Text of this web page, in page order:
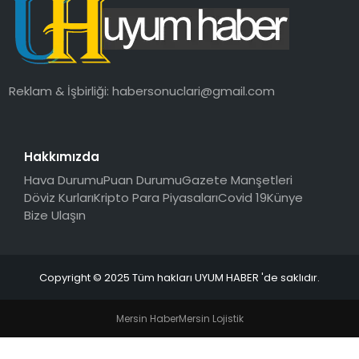
SAĞLIK
MAGAZIN
Reklam & İşbirliği:habersonuclari@gmail.com
Hakkımızda
Hava DurumuPuan DurumuGazete Manşetleri
Döviz KurlarıKripto Para PiyasalarıCovid 19Künye
Bize Ulaşın
Copyright © 2025 Tüm hakları UYUM HABER 'de saklıdır.
Mersin HaberMersin Lojistik